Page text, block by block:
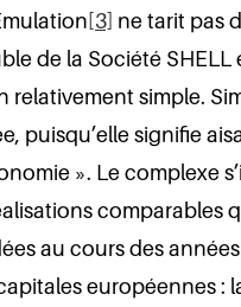
[3] ne tarit pas
de la Société SHELL
relativement simple.
puisqu’elle signifie
». Le complexe
comparables
au cours des
européennes :